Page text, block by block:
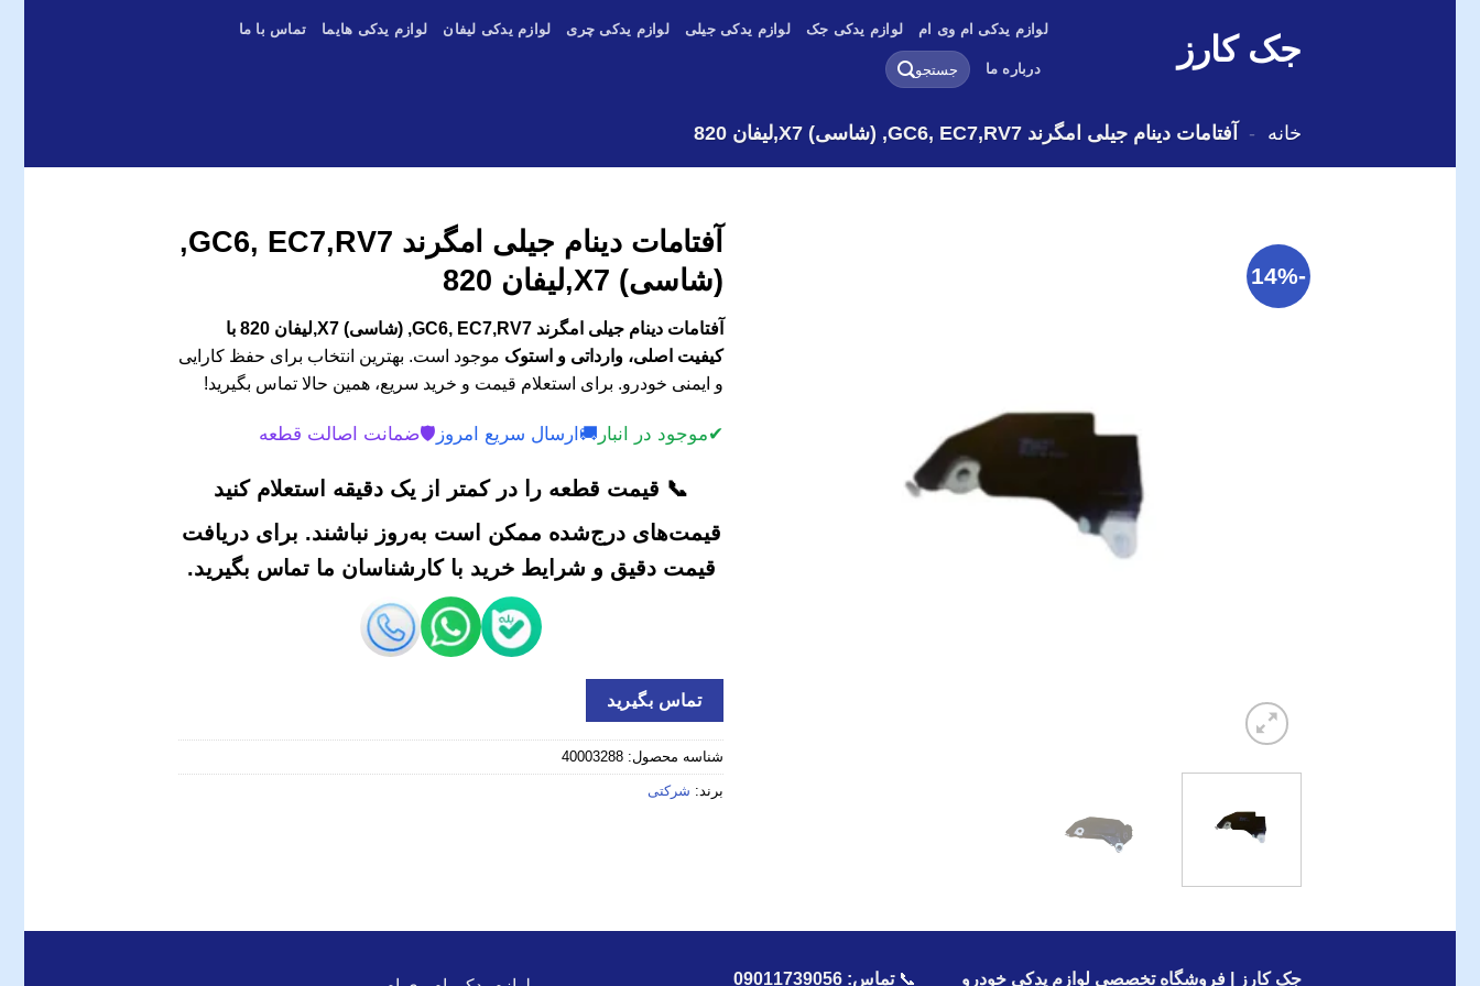
جک کارز
لوازم یدکی ام وی ام لوازم یدکی جک لوازم یدکی جیلی لوازم یدکی چری لوازم یدکی لیفان لوازم یدکی هایما تماس با ما
درباره ما
جستجو
برای:
خانه - آفتامات دینام جیلی امگرند GC6, EC7,RV7, (شاسی) X7,لیفان 820
-14%
آفتامات دینام جیلی امگرند GC6, EC7,RV7,
(شاسی) X7,لیفان 820
آفتامات دینام جیلی امگرند GC6, EC7,RV7, (شاسی) X7,لیفان 820 با
کیفیت اصلی، وارداتی و استوک موجود است. بهترین انتخاب برای حفظ کارایی
و ایمنی خودرو. برای استعلام قیمت و خرید سریع، همین حالا تماس بگیرید!
✔موجود در انبار 🚚 ارسال سریع امروز 🛡️ضمانت اصالت قطعه
📞 قیمت قطعه را در کمتر از یک دقیقه استعلام کنید
قیمت‌های درج‌شده ممکن است به‌روز نباشند. برای دریافت
قیمت دقیق و شرایط خرید با کارشناسان ما تماس بگیرید.
تماس بگیرید
شناسه محصول: 40003288
برند: شرکتی
جک کارز | فروشگاه تخصصی لوازم یدکی خودرو 📞تماس: 09011739056